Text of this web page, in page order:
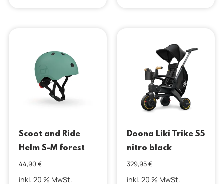
Scoot and Ride
Helm S-M forest
44,90 €
inkl. 20 % MwSt.
Doona Liki Trike S5
nitro black
329,95€
inkl. 20 % MwSt.